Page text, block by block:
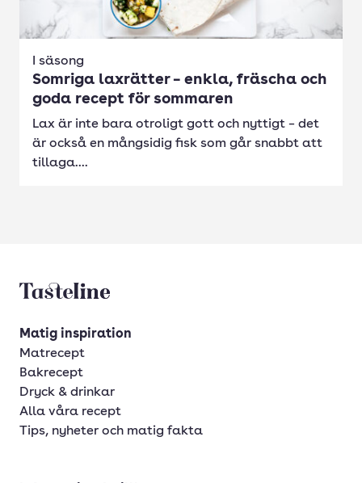
I säsong
Somriga laxrätter – enkla, fräscha och
goda recept för sommaren
Lax är inte bara otroligt gott och nyttigt – det
är också en mångsidig fisk som går snabbt att
tillaga....
Tasteline startsida
Matig inspiration
Matrecept
Bakrecept
Dryck & drinkar
Alla våra recept
Tips, nyheter och matig fakta